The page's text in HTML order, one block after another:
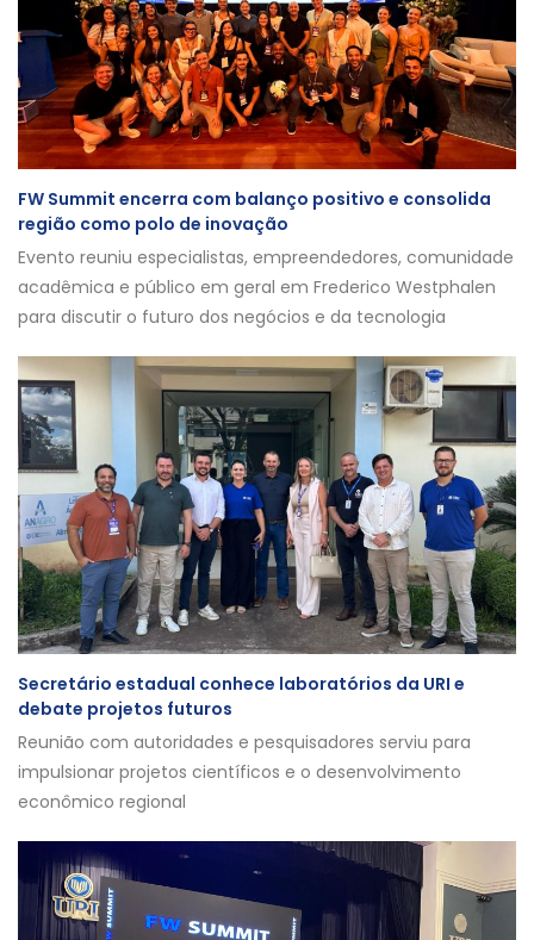
FW Summit encerra com balanço positivo e consolida
região como polo de inovação
Evento reuniu especialistas, empreendedores, comunidade
acadêmica e público em geral em Frederico Westphalen
para discutir o futuro dos negócios e da tecnologia
Secretário estadual conhece laboratórios da URI e
debate projetos futuros
Reunião com autoridades e pesquisadores serviu para
impulsionar projetos científicos e o desenvolvimento
econômico regional